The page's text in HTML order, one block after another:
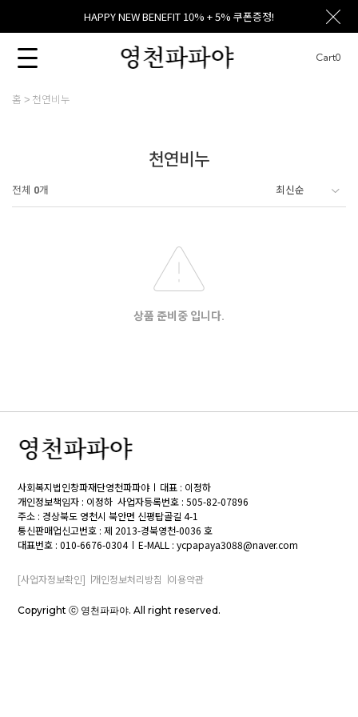
HAPPY NEW BENEFIT 10% + 5% 쿠폰증정!
Cart0
홈 천연비누
천연비누
전체 0개
상품 준비중 입니다.
사회복지법인창파재단영천파파야
대표 : 이정하
개인정보책임자 : 이정하 사업자등록번호 : 505-82-07896
주소 : 경상북도 영천시 북안면 신평탑골길 4-1
통신판매업신고번호 : 제 2013-경북영천-0036 호
대표번호 : 010-6676-0304
E-MALL : ycpapaya3088@naver.com
[사업자정보확인] 개인정보처리방침 이용약관
Copyright ⓒ 영천파파야. All right reserved.